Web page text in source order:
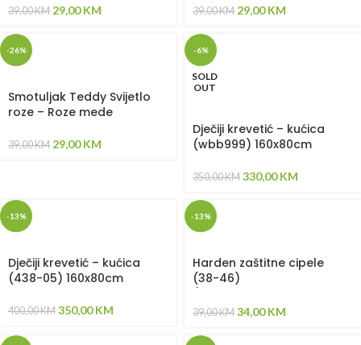
39,00KM 29,00KM 39,00KM 29,00KM
-26%
Smotuljak Teddy Svijetlo
roze – Roze mede
39,00KM 29,00KM
-6%
SOLD
OUT
Dječiji krevetić – kućica
(wbb999) 160x80cm
350,00KM 330,00KM
-13%
Dječiji krevetić – kućica
(438-05) 160x80cm
400,00KM 350,00KM
-13%
Harden zaštitne cipele
(38-46)
42,781543,781544,781545,7
39,00KM 34,00KM